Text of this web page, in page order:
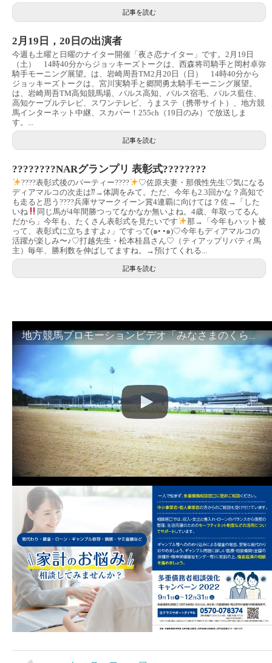
記事を読む
2月19日，20日の出演者
今週も土曜と日曜のナイター開催「夜さ恋ナイター」です。2月19日
（土） 14時40分からジョッキーズトークは、西森将司騎手と岡村卓弥
騎手モーニング展望。は、岩崎周吾TM2月20日（日） 14時40分から
ジョッキーズトークは、宮川実騎手と郷間勇太騎手モーニング展望。
は、岩崎周吾TM高知競馬場、パルス高知、パルス宿毛、パルス藍住、
高知ケーブルテレビ、スワンテレビ、うまステ（携帯サイト）、地方競
馬インターネット中継、スカパー！255ch（19日のみ）で放送しま
す。...
記事を読む
????????NARグランプリ 表彰式????????
????表彰式後のパーティー????
♡佐原夫妻・那俄性先生♡気になる
ディアマルコの次走は⁇→体調をみて。ただ、今年も2.3回かな？高知で
も走ると思う????兵庫サマークイーン賞4連覇に向けては？佐→「した
いね
同じ馬が4年間勝つってなかなか無いよね。4歳、年取ってるん
だから」今年も、たくさん表彰式を見たいです
那→「今年もハット被
って、表彰式に立ちますよ♪」ですって(๑• •๑)♡今年もディアマルコの
活躍が楽しみ〜♪♡打越先生・松本桂昌さん♡（ティアップリバティ馬
主）毎年、勝利数を伸ばしてますね。→預けてくれる...
記事を読む
地方競馬プロモーションビデオ「みなさまのくらしのために」30秒篇｜NAR公式